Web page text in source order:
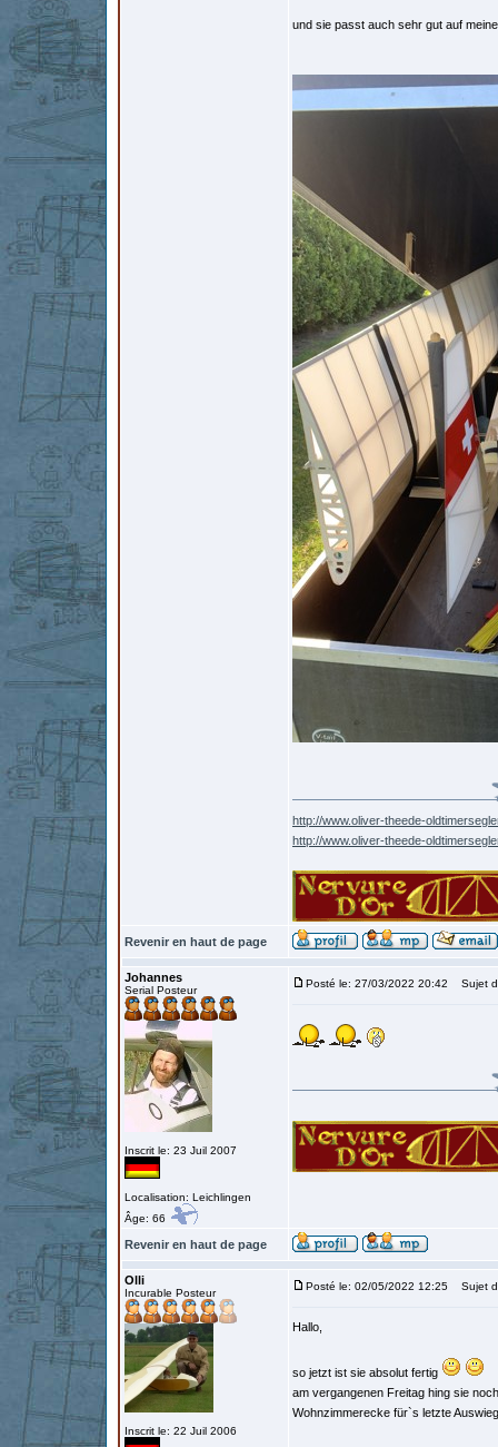
und sie passt auch sehr gut auf
http://www.oliver-theede-
http://www.oliver-theede-
Revenir en haut de page
Johannes
Serial Posteur
Inscrit le: 23 Juil 2007
Localisation: Leichlingen
Âge: 66
Posté le: 27/03/2022 20:42 Sujet
Revenir en haut de page
Olli
Incurable Posteur
Inscrit le: 22 Juil 2006
Posté le: 02/05/2022 12:25 Sujet
Hallo,
so jetzt ist sie absolut fertig
am vergangenen Freitag hing sie
Wohnzimmerecke für`s letzte